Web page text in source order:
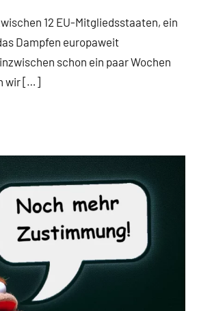
12 EU-Mitgliedsstaaten, ein
Dampfen europaweit
schon ein paar Wochen
wir […]